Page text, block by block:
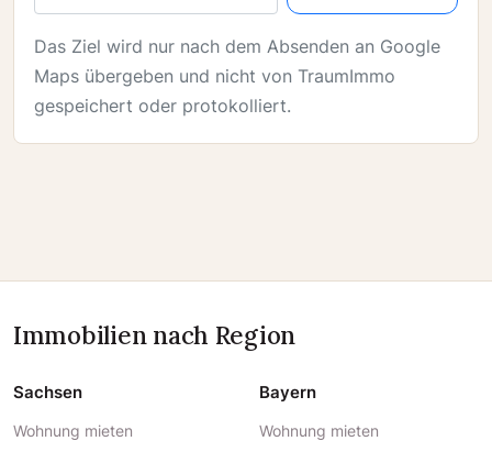
Das Ziel wird nur nach dem Absenden an Google
Maps übergeben und nicht von TraumImmo
gespeichert oder protokolliert.
Immobilien nach Region
Sachsen
Wohnung mieten
Bayern
Wohnung mieten